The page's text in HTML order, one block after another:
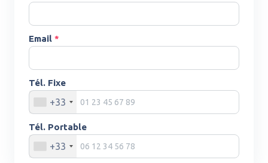
Email *
Tél. Fixe
+33
Tél. Portable
+33